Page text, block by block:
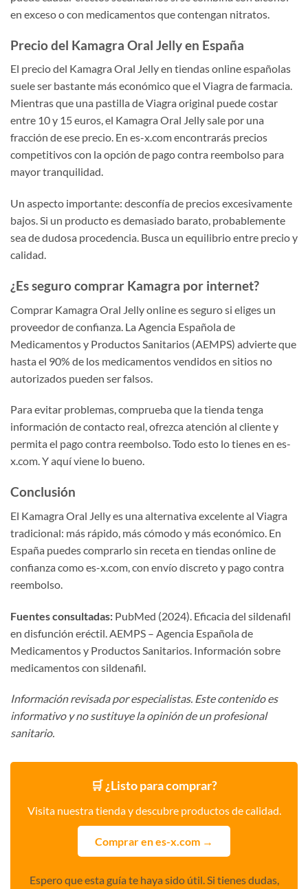
en exceso o con medicamentos que contengan nitratos.
Precio del Kamagra Oral Jelly en España
El precio del Kamagra Oral Jelly en tiendas online españolas
suele ser bastante más económico que el Viagra de farmacia.
Mientras que una pastilla de Viagra original puede costar
entre 10 y 15 euros, el Kamagra Oral Jelly sale por una
fracción de ese precio. En es-x.com encontrarás precios
competitivos con la opción de pago contra reembolso para
mayor tranquilidad.
Un aspecto importante: desconfía de precios excesivamente
bajos. Si un producto es demasiado barato, probablemente
sea de dudosa procedencia. Busca un equilibrio entre precio y
calidad.
¿Es seguro comprar Kamagra por internet?
Comprar Kamagra Oral Jelly online es seguro si eliges un
proveedor de confianza. La Agencia Española de
Medicamentos y Productos Sanitarios (AEMPS) advierte que
hasta el 90% de los medicamentos vendidos en sitios no
autorizados pueden ser falsos.
Para evitar problemas, comprueba que la tienda tenga
información de contacto real, ofrezca atención al cliente y
permita el pago contra reembolso. Todo esto lo tienes en es-
x.com. Y aquí viene lo bueno.
Conclusión
El Kamagra Oral Jelly es una alternativa excelente al Viagra
tradicional: más rápido, más cómodo y más económico. En
España puedes comprarlo sin receta en tiendas online de
confianza como es-x.com, con envío discreto y pago contra
reembolso.
Fuentes consultadas: PubMed (2024). Eficacia del sildenafil
en disfunción eréctil. AEMPS – Agencia Española de
Medicamentos y Productos Sanitarios. Información sobre
medicamentos con sildenafil.
Información revisada por especialistas. Este contenido es
informativo y no sustituye la opinión de un profesional
sanitario.
🛒 ¿Listo para comprar?
Visita nuestra tienda y descubre productos de calidad.
Comprar en es-x.com →
Espero que esta guía te haya sido útil. Si tienes dudas,